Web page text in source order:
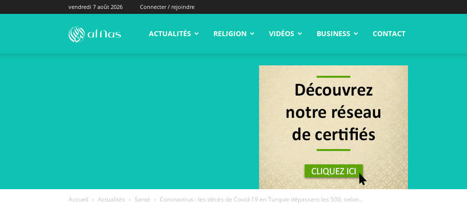
vendredi 7 août 2026 Connecter / rejoindre
alNas.fr ACTUALITÉS RELIGION VIDÉOS BUSINESS CONTACT
Accueil Actualités Santé Coronavirus : les décès de Covid-19 en Turquie dépassent les 500, selon...